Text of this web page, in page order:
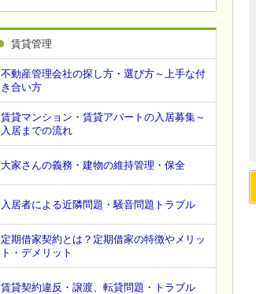
賃貸管理
不動産管理会社の探し方・選び方～上手な付
き合い方
賃貸マンション・賃貸アパートの入居募集～
入居までの流れ
大家さんの義務・建物の維持管理・保全
入居者による近隣問題・騒音問題トラブル
定期借家契約とは？定期借家の特徴やメリッ
ト・デメリット
賃貸契約違反・譲渡、転貸問題・トラブル